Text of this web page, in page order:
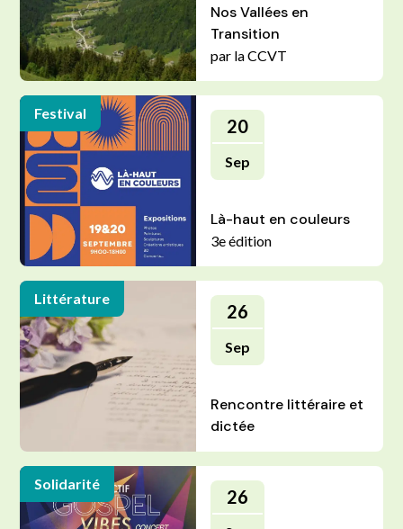
Nos Vallées en
Transition
par la CCVT
Festival
20
Sep
Là-haut en couleurs
3e édition
Littérature
26
Sep
Rencontre littéraire et
dictée
Solidarité
26